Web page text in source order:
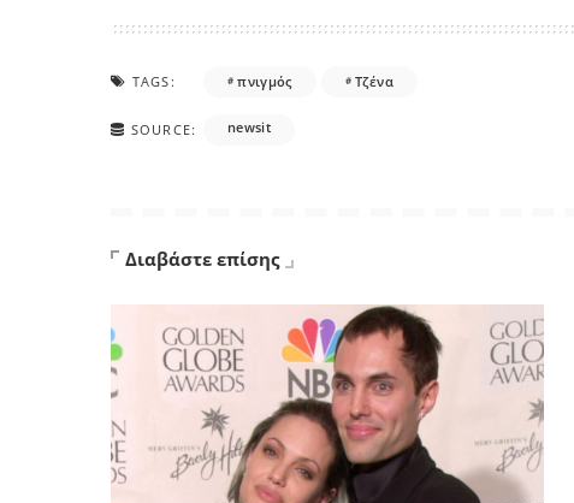
TAGS: πνιγμός Τζένα
SOURCE: newsit
Διαβάστε επίσης